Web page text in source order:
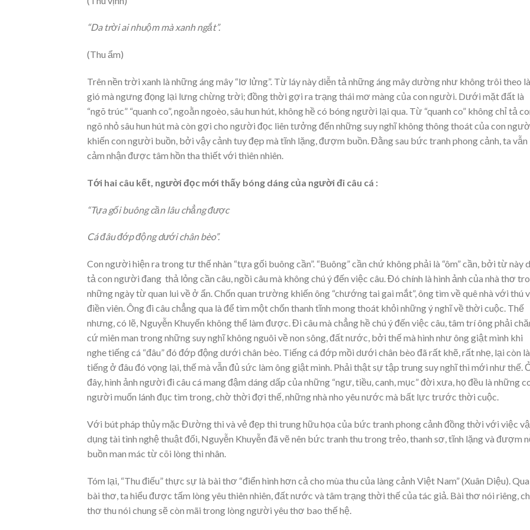
“Da trời ai nhuộm mà xanh ngắt”.
(Thu ẩm)
Trên nền trời xanh là những áng mây “lơ lửng”. Từ láy này diễn tả những áng mây dường như không trôi theo
gió mà ngưng đọng lại lưng chừng trời; đồng thời gợi ra trạng thái mơ màng của con người. Dưới mặt đất là
“ngõ trúc” “quanh co”, ngoằn ngoèo, sâu hun hút, không hề có bóng người lại qua. Từ “quanh co” không chỉ tả
ngõ nhỏ sâu hun hút mà còn gợi cho người đọc liên tưởng đến những suy nghĩ không thông thoát của con
khiến con người buồn, bởi vậy cảnh tuy đẹp mà tĩnh lặng, đượm buồn. Đằng sau bức tranh phong cảnh, ta vẫn
cảm nhận được tâm hồn tha thiết với thiên nhiên.
Tới hai câu kết, người đọc mới thấy bóng dáng của người đi câu cá :
“Tựa gối buông cần lâu chẳng được
Cá đâu đớp động dưới chân bèo”.
Con người hiện ra trong tư thế nhàn “tựa gối buông cần”. “Buông” cần chứ không phải là “ôm” cần, bởi từ này
tả con người đang thả lỏng cần câu, ngồi câu mà không chú ý đến việc câu. Đó chính là hình ảnh của nhà thơ
những ngày từ quan lui về ở ẩn. Chốn quan trường khiến ông “chướng tai gai mắt”, ông tìm về quê nhà với thú
điền viên. Ông đi câu chẳng qua là để tìm một chốn thanh tĩnh mong thoát khỏi những ý nghĩ về thời cuộc. Thế
nhưng, có lẽ, Nguyễn Khuyến không thể làm được. Đi câu mà chẳng hề chú ý đến việc câu, tâm trí ông phải
cứ miên man trong những suy nghĩ không nguôi về non sông, đất nước, bởi thế mà hình như ông giật mình khi
nghe tiếng cá “đâu” đó đớp động dưới chân bèo. Tiếng cá đớp mồi dưới chân bèo đã rất khẽ, rất nhẹ, lại còn là
tiếng ở đâu đó vọng lại, thế mà vẫn đủ sức làm ông giật mình. Phải thật sự tập trung suy nghĩ thì mới như thế.
đây, hình ảnh người đi câu cá mang đậm dáng dấp của những “ngư, tiều, canh, mục” đời xưa, họ đều là những
người muốn lánh đục tìm trong, chờ thời đợi thế, những nhà nho yêu nước mà bất lực trước thời cuộc.
Với bút pháp thủy mặc Đường thi và vẻ đẹp thi trung hữu họa của bức tranh phong cảnh đồng thời với việc
dụng tài tình nghệ thuật đối, Nguyễn Khuyễn đã vẽ nên bức tranh thu trong trẻo, thanh sơ, tĩnh lặng và đượm
buồn man mác từ cõi lòng thi nhân.
Tóm lại, “Thu điếu” thực sự là bài thơ “điển hình hơn cả cho mùa thu của làng cảnh Việt Nam” (Xuân Diệu). Qua
bài thơ, ta hiểu được tấm lòng yêu thiên nhiên, đất nước và tâm trạng thời thế của tác giả. Bài thơ nói riêng,
thơ thu nói chung sẽ còn mãi trong lòng người yêu thơ bao thế hệ.